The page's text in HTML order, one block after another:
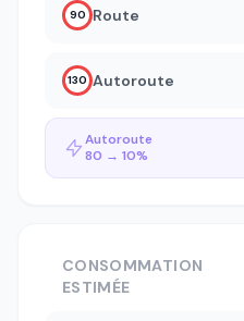
90 Route
130 Autoroute
Autoroute
80 → 10%
CONSOMMATION
ESTIMÉE